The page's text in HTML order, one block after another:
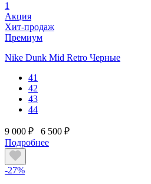
1
Акция
Хит-продаж
Премиум
Nike Dunk Mid Retro Черные
41
42
43
44
9 000 ₽
6 500 ₽
Подробнее
-27%